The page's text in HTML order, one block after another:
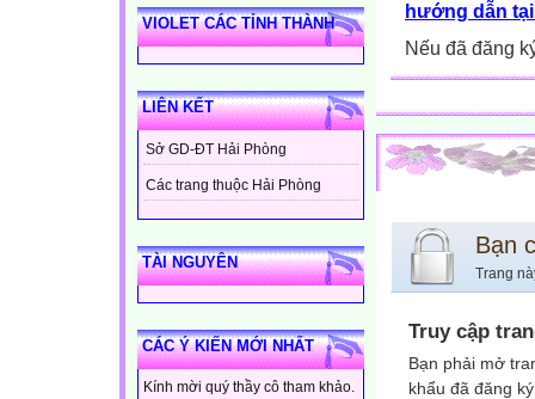
VIOLET CÁC TỈNH THÀNH
LIÊN KẾT
Sở GD-ĐT Hải Phòng
Các trang thuộc Hải Phòng
TÀI NGUYÊN
CÁC Ý KIẾN MỚI NHẤT
Kính mời quý thầy cô tham khảo.
hướng dẫn
Nếu đã đăng
Bạn
Trang
Truy cập
Bạn phải mở
khẩu đã đăng